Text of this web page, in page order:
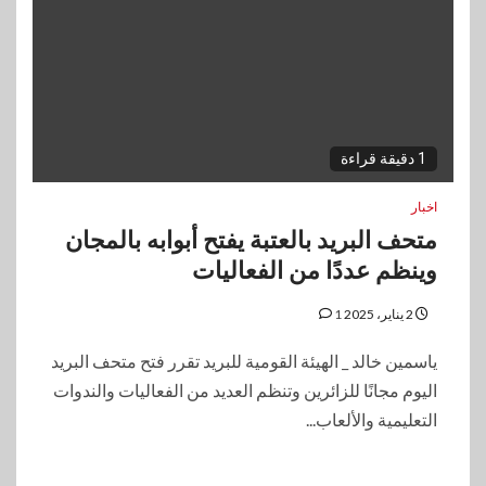
1 دقيقة قراءة
اخبار
متحف البريد بالعتبة يفتح أبوابه بالمجان
وينظم عددًا من الفعاليات
1
ياسمين خالد _ الهيئة القومية للبريد تقرر فتح متحف البريد
اليوم مجانًا للزائرين وتنظم العديد من الفعاليات والندوات
التعليمية والألعاب...